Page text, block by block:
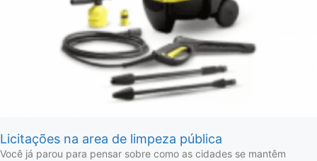
Licitações na area de limpeza pública
Você já parou para pensar sobre como as cidades se mantêm